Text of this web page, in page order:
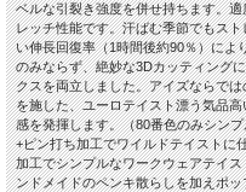
ベルな引裂き強度を併せ持ちます。
レッチ性能です。汗ばむ季節でもス
い伸長回復率（1時間後約90％）によ
のみならず、絶妙な3Dカッティング
クスを両立しました。アイズならで
を施した、ユーロテイスト漂う気品
感を発揮します。（80番色のみシン
+ピン打ち加工でワイルドテイストに
加工でシンプルなワークウェアテイ
ンドメイドのペンキ散らしを加えポ